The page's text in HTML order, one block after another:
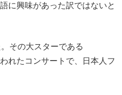
に興味があった訳ではないと
その大スターである
れたコンサートで、日本人フ